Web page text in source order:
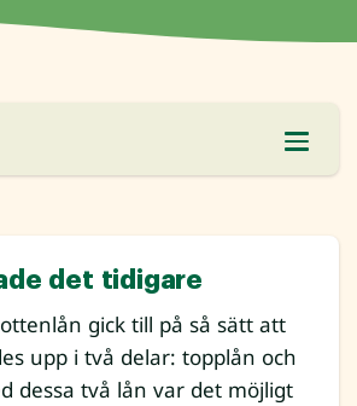
det tidigare
gick till på så sätt att
upp i två delar: topplån och
dessa två lån var det möjligt